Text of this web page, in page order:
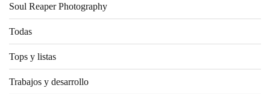
Soul Reaper Photography
Todas
Tops y listas
Trabajos y desarrollo